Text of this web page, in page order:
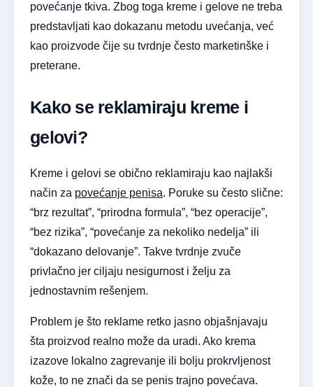
povećanje tkiva. Zbog toga kreme i gelove ne treba
predstavljati kao dokazanu metodu uvećanja, već
kao proizvode čije su tvrdnje često marketinške i
preterane.
Kako se reklamiraju kreme i
gelovi?
Kreme i gelovi se obično reklamiraju kao najlakši
način za povećanje penisa. Poruke su često slične:
“brz rezultat”, “prirodna formula”, “bez operacije”,
“bez rizika”, “povećanje za nekoliko nedelja” ili
“dokazano delovanje”. Takve tvrdnje zvuče
privlačno jer ciljaju nesigurnost i želju za
jednostavnim rešenjem.
Problem je što reklame retko jasno objašnjavaju
šta proizvod realno može da uradi. Ako krema
izazove lokalno zagrevanje ili bolju prokrvljenost
kože, to ne znači da se penis trajno povećava.